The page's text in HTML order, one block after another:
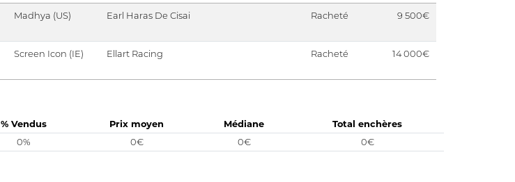
Madhya (US) Earl Haras De Cisai Racheté 9 500€
Screen Icon (IE) Ellart Racing Racheté 14 000€
% Vendus Prix moyen Médiane
Total enchères
0% 0€ 0€ 0€